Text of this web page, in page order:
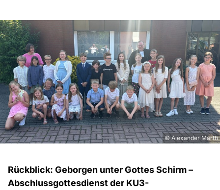
© Alexander Marth
Rückblick: Geborgen unter Gottes Schirm –
Abschlussgottesdienst der KU3-